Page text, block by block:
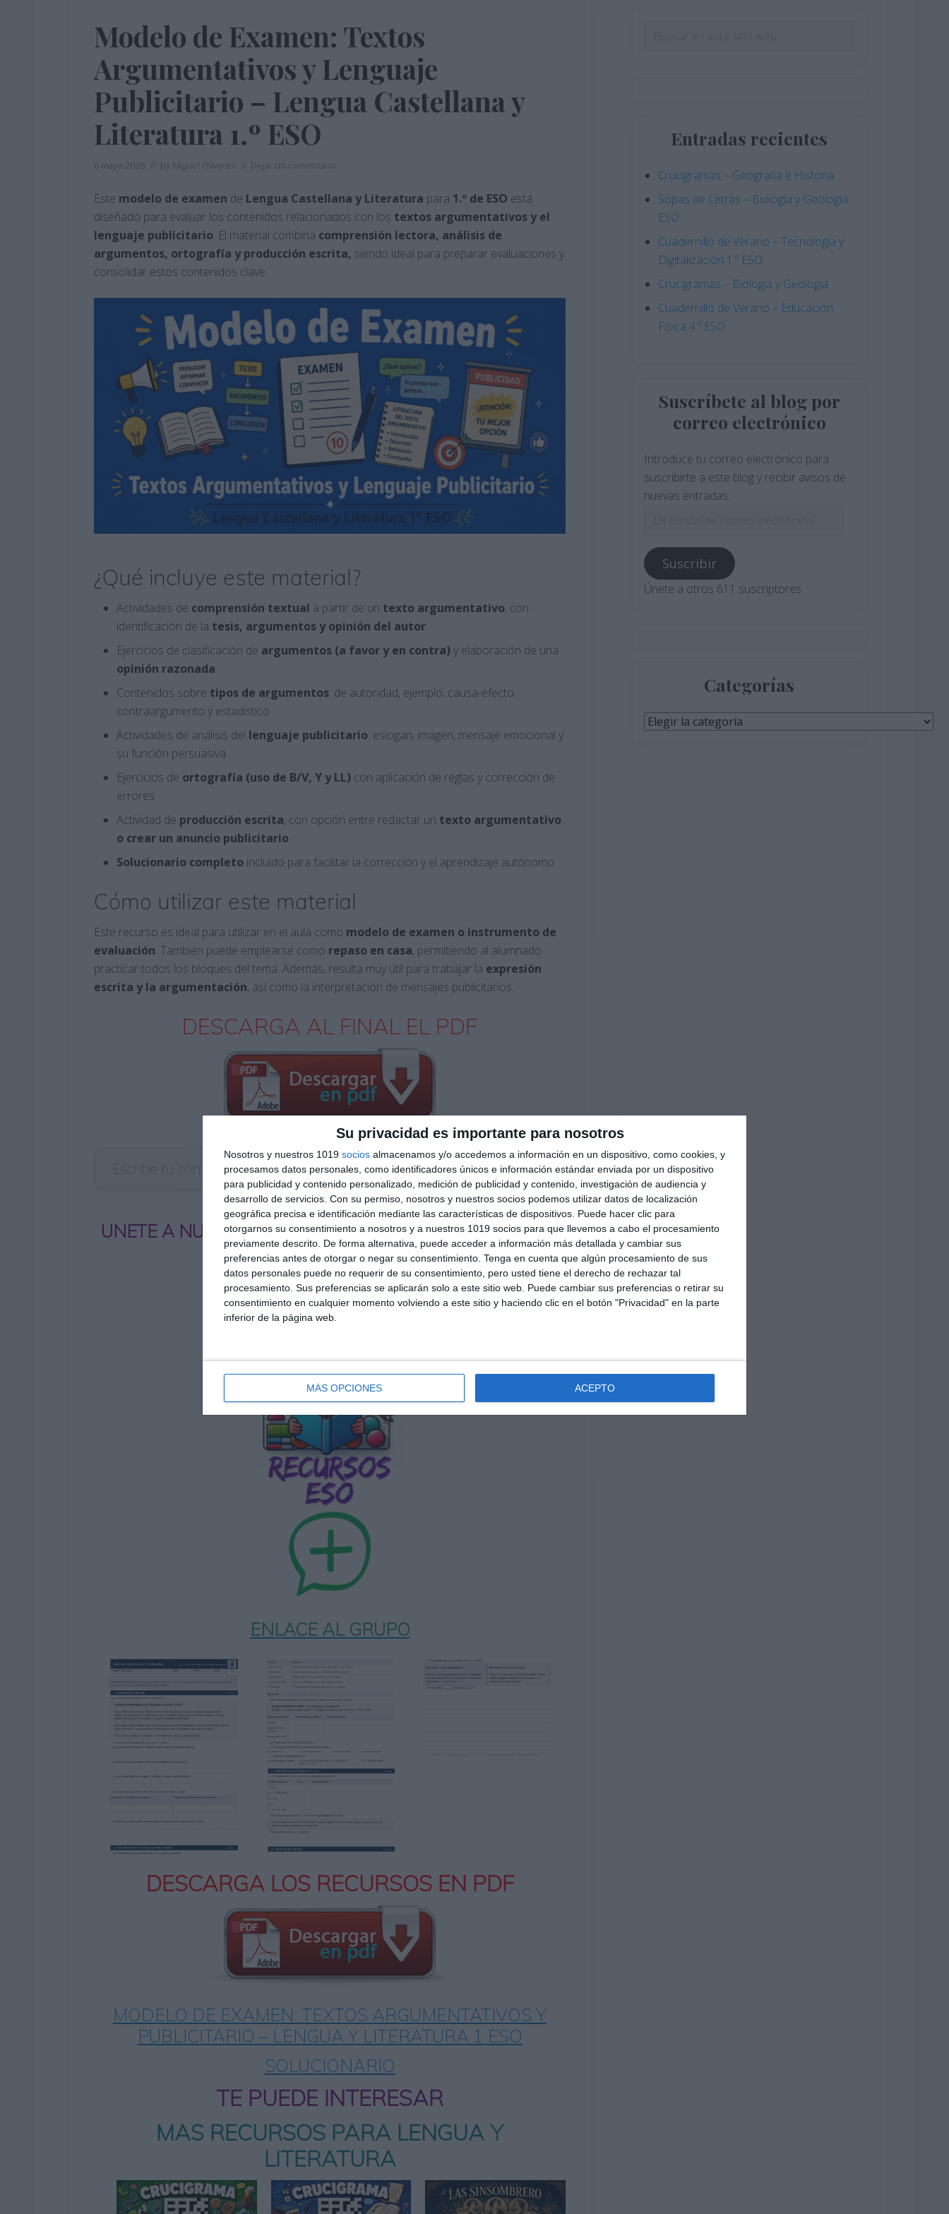
Su privacidad es importante para nosotros
Nosotros y nuestros 1019 socios almacenamos y/o accedemos a información en un dispositivo, como cookies, y
procesamos datos personales, como identificadores únicos e información estándar enviada por un dispositivo
para publicidad y contenido personalizado, medición de publicidad y contenido, investigación de audiencia y
desarrollo de servicios. Con su permiso, nosotros y nuestros socios podemos utilizar datos de localización
geográfica precisa e identificación mediante las características de dispositivos. Puede hacer clic para
otorgarnos su consentimiento a nosotros y a nuestros 1019 socios para que llevemos a cabo el procesamiento
previamente descrito. De forma alternativa, puede acceder a información más detallada y cambiar sus
preferencias antes de otorgar o negar su consentimiento. Tenga en cuenta que algún procesamiento de sus
datos personales puede no requerir de su consentimiento, pero usted tiene el derecho de rechazar tal
procesamiento. Sus preferencias se aplicarán solo a este sitio web. Puede cambiar sus preferencias o retirar su
consentimiento en cualquier momento volviendo a este sitio y haciendo clic en el botón "Privacidad" en la parte
inferior de la página web.
MÁS OPCIONES ACEPTO
Modelo de Examen: Textos
Argumentativos y Lenguaje
Publicitario – Lengua Castellana y
Literatura 1.º ESO
6 mayo 2026 // by Miguel Olivares // Dejar un comentario
Este modelo de examen de Lengua Castellana y Literatura para 1.º de ESO está
diseñado para evaluar los contenidos relacionados con los textos argumentativos y el
lenguaje publicitario. El material combina comprensión lectora, análisis de
argumentos, ortografía y producción escrita, siendo ideal para preparar evaluaciones y
consolidar estos contenidos clave.
¿Qué incluye este material?
Actividades de comprensión textual a partir de un texto argumentativo, con
identificación de la tesis, argumentos y opinión del autor
Ejercicios de clasificación de argumentos (a favor y en contra) y elaboración de una
opinión razonada
Contenidos sobre tipos de argumentos: de autoridad, ejemplo, causa-efecto,
contraargumento y estadístico
Actividades de análisis del lenguaje publicitario: eslogan, imagen, mensaje emocional y
su función persuasiva
Ejercicios de ortografía (uso de B/V, Y y LL) con aplicación de reglas y corrección de
errores
Actividad de producción escrita, con opción entre redactar un texto argumentativo
o crear un anuncio publicitario
Solucionario completo incluido para facilitar la corrección y el aprendizaje autónomo
Cómo utilizar este material
Este recurso es ideal para utilizar en el aula como modelo de examen o instrumento de
evaluación. También puede emplearse como repaso en casa, permitiendo al alumnado
practicar todos los bloques del tema. Además, resulta muy útil para trabajar la expresión
escrita y la argumentación, así como la interpretación de mensajes publicitarios.
DESCARGA AL FINAL EL PDF
Suscribirse
Únete a otros 553 suscriptores
UNETE A NUESTRO GRUPO EXCLUSIVO DE WHATSAPP
ENLACE AL GRUPO
DESCARGA LOS RECURSOS EN PDF
MODELO DE EXAMEN: TEXTOS ARGUMENTATIVOS Y
PUBLICITARIO – LENGUA Y LITERATURA 1 ESO
SOLUCIONARIO
TE PUEDE INTERESAR
MAS RECURSOS PARA LENGUA Y
LITERATURA
Entradas recientes
Crucigramas – Geografia e Historia
Sopas de Letras – Biología y Geología
ESO
Cuadernillo de Verano – Tecnología y
Digitalización 1.º ESO
Crucigramas – Biologia y Geologia
Cuadernillo de Verano – Educación
Física 4.º ESO
Suscríbete al blog por
correo electrónico
Introduce tu correo electrónico para
suscribirte a este blog y recibir avisos de
nuevas entradas.
correo
electrónico
Suscribir
Únete a otros 611 suscriptores
Categorías
Categorías